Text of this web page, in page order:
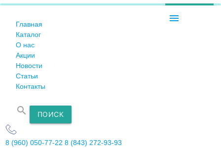
menu
Главная
Каталог
О нас
Акции
Новости
Статьи
Контакты
search ПОИСК
8 (960) 050-77-22 8 (843) 272-93-93